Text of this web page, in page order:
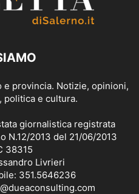
e provincia. Notizie, opinioni,
politica e cultura.
giornalistica registrata
N.12/2013 del 21/06/2013
38315
Livrieri
351.5646236